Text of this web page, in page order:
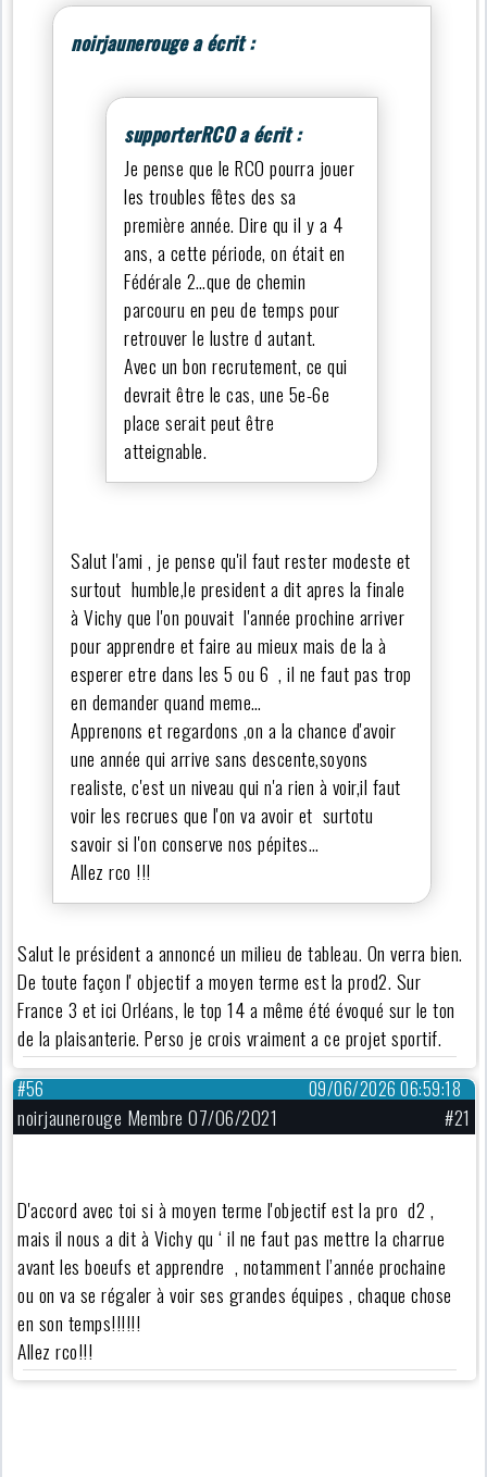
noirjaunerouge a écrit :
supporterRCO a écrit :
Je pense que le RCO pourra jouer
les troubles fêtes des sa
première année. Dire qu il y a 4
ans, a cette période, on était en
Fédérale 2…que de chemin
parcouru en peu de temps pour
retrouver le lustre d autant.
Avec un bon recrutement, ce qui
devrait être le cas, une 5e-6e
place serait peut être
atteignable.
Salut l'ami , je pense qu'il faut rester modeste et
surtout humble,le president a dit apres la finale
à Vichy que l'on pouvait l'année prochine arriver
pour apprendre et faire au mieux mais de la à
esperer etre dans les 5 ou 6 , il ne faut pas trop
en demander quand meme…
Apprenons et regardons ,on a la chance d'avoir
une année qui arrive sans descente,soyons
realiste, c'est un niveau qui n'a rien à voir,il faut
voir les recrues que l'on va avoir et surtotu
savoir si l'on conserve nos pépites…
Allez rco !!!
Salut le président a annoncé un milieu de tableau. On verra bien.
De toute façon l' objectif a moyen terme est la prod2. Sur
France 3 et ici Orléans, le top 14 a même été évoqué sur le ton
de la plaisanterie. Perso je crois vraiment a ce projet sportif.
09/06/2026 06:59:18
#56
noirjaunerouge Membre 07/06/2021 #21
D'accord avec toi si à moyen terme l'objectif est la pro d2 ,
mais il nous a dit à Vichy qu ‘ il ne faut pas mettre la charrue
avant les boeufs et apprendre , notamment l’année prochaine
ou on va se régaler à voir ses grandes équipes , chaque chose
en son temps!!!!!!
Allez rco!!!